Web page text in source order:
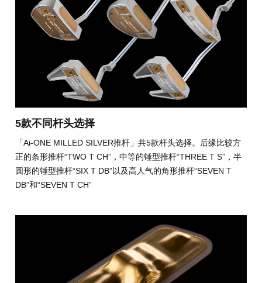
5款不同杆头选择
「Ai-ONE MILLED SILVER推杆」共5款杆头选择。后缘比较方
正的条形推杆“TWO T CH”，中等的锤型推杆“THREE T S”，半
圆形的锤型推杆“SIX T DB”以及高人气的角形推杆“SEVEN T
DB”和“SEVEN T CH”